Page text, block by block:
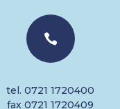

tel. 0721 1720400
fax 0721 1720409